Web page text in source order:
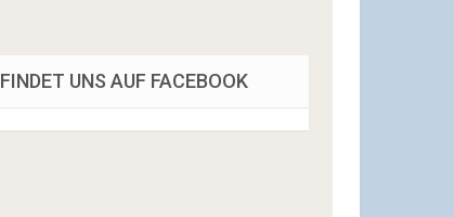
FINDET UNS AUF FACEBOOK